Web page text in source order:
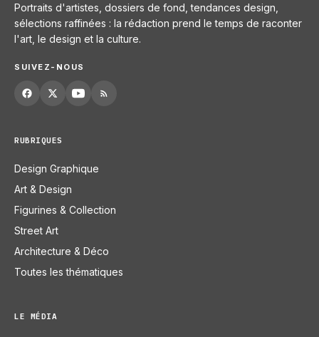
Portraits d'artistes, dossiers de fond, tendances design,
sélections raffinées : la rédaction prend le temps de raconter
l'art, le design et la culture.
SUIVEZ-NOUS
RUBRIQUES
Design Graphique
Art & Design
Figurines & Collection
Street Art
Architecture & Déco
Toutes les thématiques
LE MÉDIA